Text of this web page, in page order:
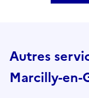
Autres
Marcilly-en-